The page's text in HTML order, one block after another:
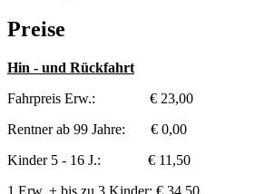
Preise
Hin - und Rückfahrt
Fahrpreis Erw.: € 23,00
Rentner ab 99 Jahre: € 0,00
Kinder 5 - 16 J.: € 11,50
1 Erw. + bis zu 3 Kinder: € 34,50